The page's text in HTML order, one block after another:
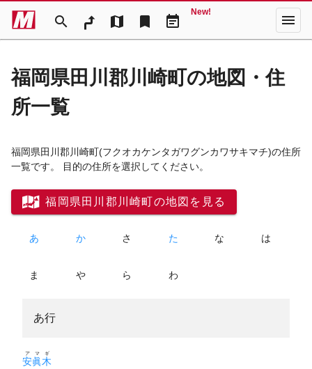
search map bookmark event_note
New! menu
福岡県田川郡川崎町の地図・住
所一覧
福岡県田川郡川崎町(フクオカケンタガワグンカワサキマチ)の住所
一覧です。 目的の住所を選択してください。
福岡県田川郡川崎町の地図を見る
あ か さ た な は
ま や ら わ
あ行
安眞木
アマギ